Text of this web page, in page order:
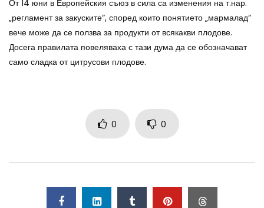
От 14 юни в Европейския съюз в сила са изменения на т.нар.
„регламент за закуските“, според които понятието „мармалад“
вече може да се ползва за продукти от всякакви плодове.
Досега правилата повеляваха с тази дума да се обозначават
само сладка от цитрусови плодове.
0 0